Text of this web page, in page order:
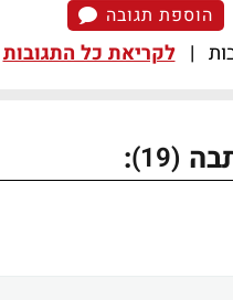
הוספת תגובה
| לקריאת כל התגובות
(19)
: